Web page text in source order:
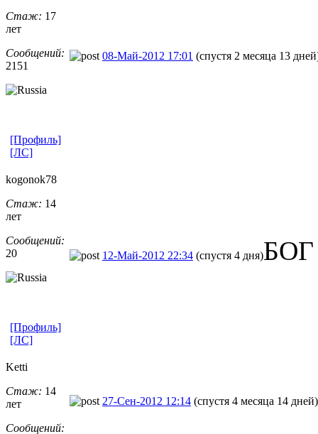
Стаж: 17
лет
Сообщений:
2151
08-Май-2012 17:01 (спустя 2 месяца 13
[Профиль]
[ЛС]
kogonok78
Стаж: 14
лет
Сообщений:
20
12-Май-2012 22:34 (спустя 4 дня)
[Профиль]
[ЛС]
Ketti
Стаж: 14
лет
Сообщений:
27-Сен-2012 12:14 (спустя 4 месяца 14 дней)